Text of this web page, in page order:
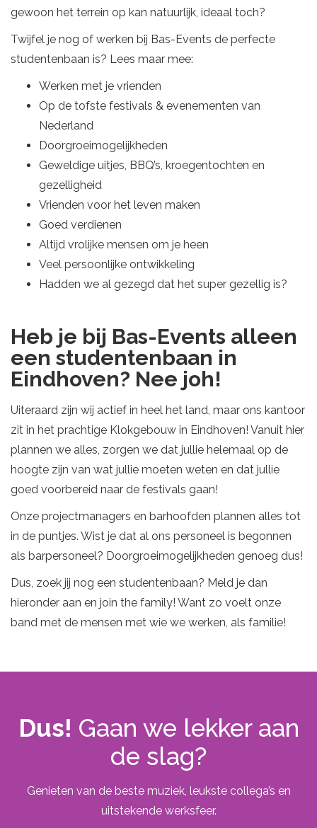
gewoon het terrein op kan natuurlijk, ideaal toch?
Twijfel je nog of werken bij Bas-Events de perfecte
studentenbaan is? Lees maar mee:
Werken met je vrienden
Op de tofste festivals & evenementen van
Nederland
Doorgroeimogelijkheden
Geweldige uitjes, BBQ’s, kroegentochten en
gezelligheid
Vrienden voor het leven maken
Goed verdienen
Altijd vrolijke mensen om je heen
Veel persoonlijke ontwikkeling
Hadden we al gezegd dat het super gezellig is?
Heb je bij Bas-Events alleen
een studentenbaan in
Eindhoven? Nee joh!
Uiteraard zijn wij actief in heel het land, maar ons kantoor
zit in het prachtige Klokgebouw in Eindhoven! Vanuit hier
plannen we alles, zorgen we dat jullie helemaal op de
hoogte zijn van wat jullie moeten weten en dat jullie
goed voorbereid naar de festivals gaan!
Onze projectmanagers en barhoofden plannen alles tot
in de puntjes. Wist je dat al ons personeel is begonnen
als barpersoneel? Doorgroeimogelijkheden genoeg dus!
Dus, zoek jij nog een studentenbaan? Meld je dan
hieronder aan en join the family! Want zo voelt onze
band met de mensen met wie we werken, als familie!
Dus! Gaan we lekker aan
de slag?
Genieten van de beste muziek, leukste collega’s en
uitstekende werksfeer.